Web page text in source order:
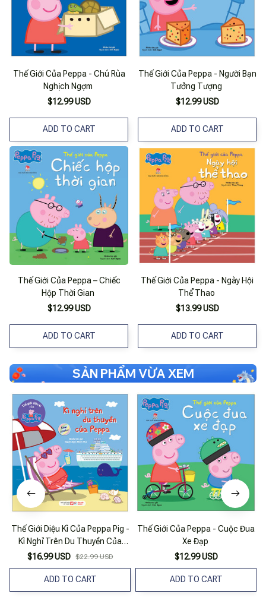
Thế Giới Của Peppa - Chú Rùa
Nghịch Ngợm
$12.99 USD
ADD TO CART
Thế Giới Của Peppa - Người Bạn
Tưởng Tượng
$12.99 USD
ADD TO CART
Thế Giới Của Peppa – Chiếc
Hộp Thời Gian
$12.99 USD
ADD TO CART
Thế Giới Của Peppa - Ngày Hội
Thể Thao
$13.99 USD
ADD TO CART
SẢN PHẨM VỪA XEM
Thế Giới Diệu Kì Của Peppa Pig -
Kì Nghỉ Trên Du Thuyền Của
Peppa
$16.99 USD $22.99 USD
ADD TO CART
Thế Giới Của Peppa - Cuộc Đua
Xe Đạp
$12.99 USD
ADD TO CART